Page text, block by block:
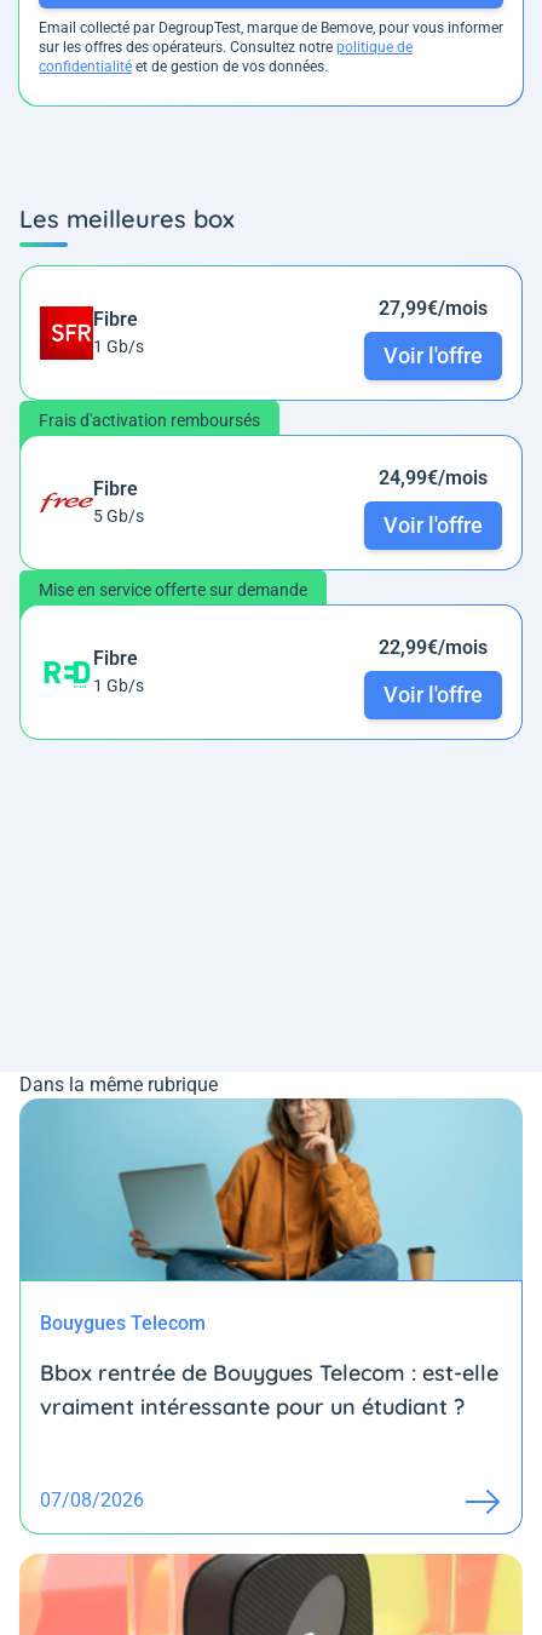
Email collecté par DegroupTest, marque de Bemove, pour vous informer
sur les offres des opérateurs. Consultez notre politique de
confidentialité et de gestion de vos données.
Les meilleures box
Fibre
1 Gb/s
27,99€/mois
Voir l'offre
Frais d'activation remboursés
Fibre
5 Gb/s
24,99€/mois
Voir l'offre
Mise en service offerte sur demande
Fibre
1 Gb/s
22,99€/mois
Voir l'offre
Dans la même rubrique
Bouygues Telecom
Bbox rentrée de Bouygues Telecom : est-elle
vraiment intéressante pour un étudiant ?
07/08/2026